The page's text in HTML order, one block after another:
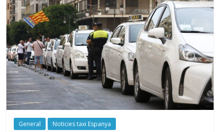
General Noticies taxi Espanya